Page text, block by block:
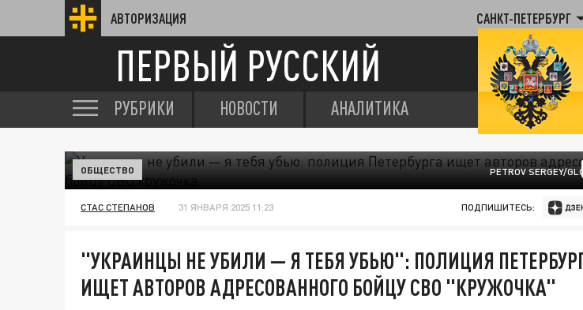
АВТОРИЗАЦИЯ САНКТ-ПЕТЕРБУРГ
ПЕРВЫЙ РУССКИЙ
РУБРИКИ НОВОСТИ АНАЛИТИКА
PETROV SERGEY/
ОБЩЕСТВО
СТАС СТЕПАНОВ 31 ЯНВАРЯ 2025 11:23 ПОДПИШИТЕСЬ:
"УКРАИНЦЫ НЕ УБИЛИ — Я ТЕБЯ УБЬЮ": ПОЛИЦИЯ
ИЩЕТ АВТОРОВ АДРЕСОВАННОГО БОЙЦУ СВО "КРУЖОЧКА"